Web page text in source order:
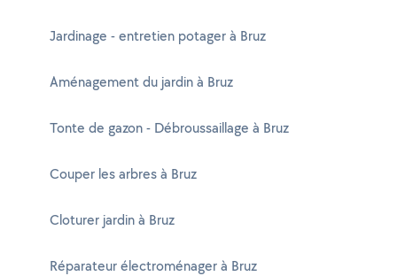
Jardinage - entretien potager à Bruz
Aménagement du jardin à Bruz
Tonte de gazon - Débroussaillage à Bruz
Couper les arbres à Bruz
Cloturer jardin à Bruz
Réparateur électroménager à Bruz